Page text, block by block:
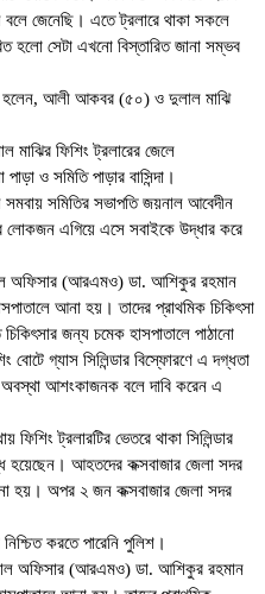
বলে জেনেছি। এতে ট্রলারে থাকা সকলে
হলো সেটা এখনো বিস্তারিত জানা সম্ভব
হলেন, আলী আকবর (৫০) ও দুলাল মাঝি
মাঝির ফিশিং ট্রলারের জেলে
ও সমিতি পাড়ার বাসিন্দা।
সমিতির সভাপতি জয়নাল আবেদীন
লোকজন এগিয়ে এসে সবাইকে উদ্ধার করে
অফিসার (আরএমও) ডা. আশিকুর রহমান
আনা হয়। তাদের প্রাথমিক চিকিৎসা
জন্য চমেক হাসপাতালে পাঠানো
বোটে গ্যাস সিলিন্ডার বিস্ফোরণে এ দগ্ধতা
অবস্থা আশংকাজনক বলে দাবি করেন এ
ট্রলারটির ভেতরে থাকা সিলিন্ডার
আহতদের কক্সবাজার জেলা সদর
হয়। অপর ২ জন কক্সবাজার জেলা সদর
করতে পারেনি পুলিশ।
অফিসার (আরএমও) ডা. আশিকুর রহমান